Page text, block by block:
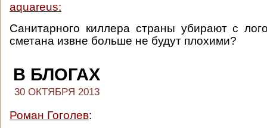
aquareus:
Санитарного киллера страны убирают с
сметана извне больше не будут плохими?
В БЛОГАХ
30 ОКТЯБРЯ 2013
Роман Гоголев: